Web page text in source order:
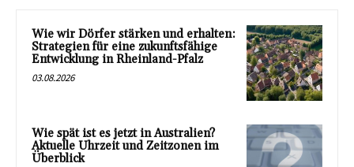
Wie wir Dörfer stärken und erhalten:
Strategien für eine zukunftsfähige
Entwicklung in Rheinland-Pfalz
03.08.2026
Wie spät ist es jetzt in Australien?
Aktuelle Uhrzeit und Zeitzonen im
Überblick